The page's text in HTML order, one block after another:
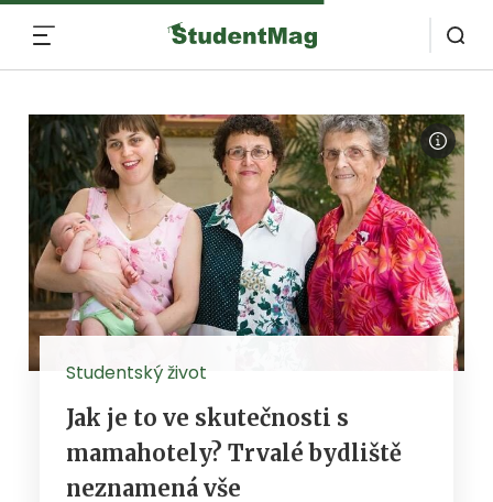
Studentský život
Jak je to ve skutečnosti s
mamahotely? Trvalé bydliště
neznamená vše